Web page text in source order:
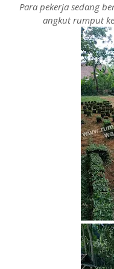
Para pekerja sedang
angkut rumput